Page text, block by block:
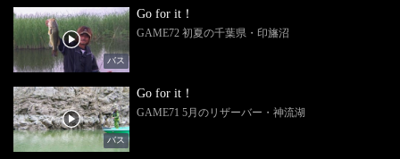
バス
Go for it！
GAME72 初夏の千葉県・印旛沼
バス
Go for it！
GAME71 5月のリザーバー・神流湖